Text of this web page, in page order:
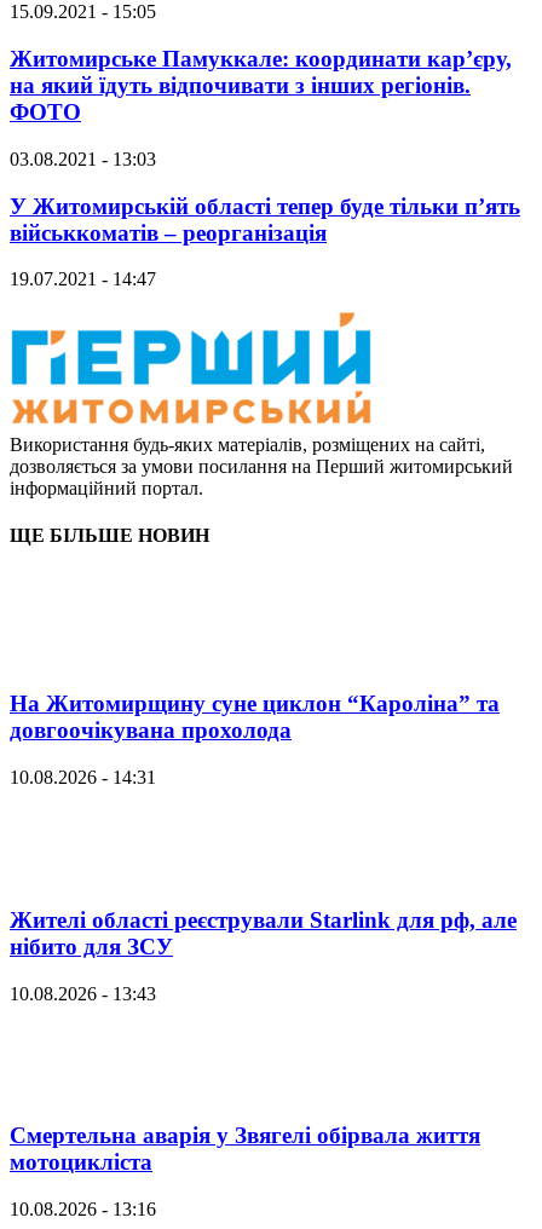
15.09.2021 - 15:05
Житомирське Памуккале: координати кар’єру,
на який їдуть відпочивати з інших регіонів.
ФОТО
03.08.2021 - 13:03
У Житомирській області тепер буде тільки п’ять
військкоматів – реорганізація
19.07.2021 - 14:47
Використання будь-яких матеріалів, розміщених на сайті,
дозволяється за умови посилання на Перший житомирський
інформаційний портал.
ЩЕ БІЛЬШЕ НОВИН
На Житомирщину суне циклон “Кароліна” та
довгоочікувана прохолода
10.08.2026 - 14:31
Жителі області реєстрували Starlink для рф, але
нібито для ЗСУ
10.08.2026 - 13:43
Смертельна аварія у Звягелі обірвала життя
мотоцикліста
10.08.2026 - 13:16